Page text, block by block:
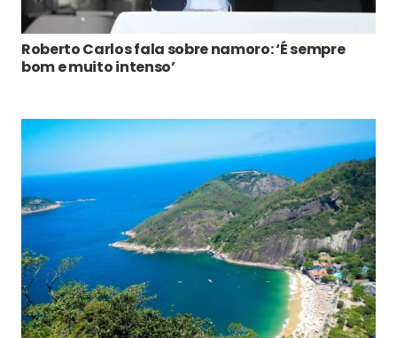
Roberto Carlos fala sobre namoro: ‘É sempre
bom e muito intenso’